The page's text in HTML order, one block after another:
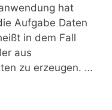
hat
Aufgabe Daten
in dem Fall
aus
zu erzeugen. …